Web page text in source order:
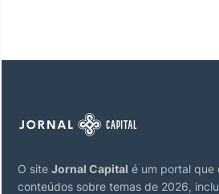
O site Jornal Capital é um portal que
conteúdos sobre temas de 2026,